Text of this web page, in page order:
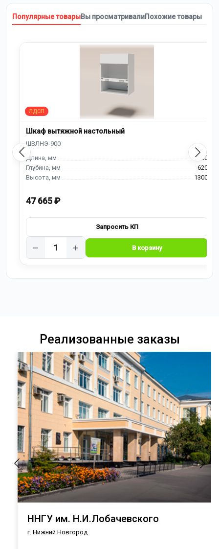
Популярные товарыВы просматривалиПохожие товары
Шкаф вытяжной настольный
900
620
1300
47 665 ₽
− +
Реализованные заказы
ННГУ им. Н.И.Лобачевского
г. Нижний Новгород